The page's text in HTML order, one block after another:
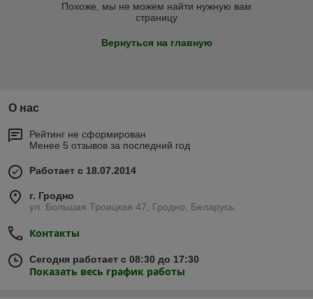
Похоже, мы не можем найти нужную вам
страницу
Вернуться на главную
О нас
Рейтинг не сформирован
Менее 5 отзывов за последний год
Работает с 18.07.2014
г. Гродно
ул. Большая Троицкая 47, Гродно, Беларусь
Контакты
Сегодня работает с 08:30 до 17:30
Показать весь график работы